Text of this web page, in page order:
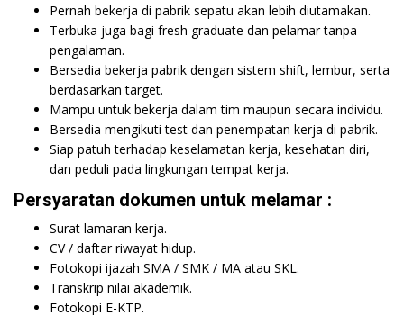
Pernah bekerja di pabrik sepatu akan lebih diutamakan.
Terbuka juga bagi fresh graduate dan pelamar tanpa
pengalaman.
Bersedia bekerja pabrik dengan sistem shift, lembur, serta
berdasarkan target.
Mampu untuk bekerja dalam tim maupun secara individu.
Bersedia mengikuti test dan penempatan kerja di pabrik.
Siap patuh terhadap keselamatan kerja, kesehatan diri,
dan peduli pada lingkungan tempat kerja.
Persyaratan dokumen untuk melamar :
Surat lamaran kerja.
CV / daftar riwayat hidup.
Fotokopi ijazah SMA / SMK / MA atau SKL.
Transkrip nilai akademik.
Fotokopi E-KTP.